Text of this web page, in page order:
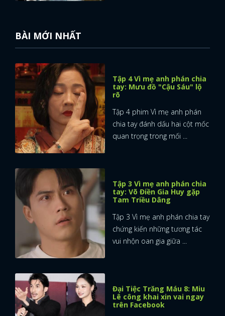
BÀI MỚI NHẤT
Tập 4 Vì mẹ anh phán chia
tay: Mưu đồ "Cậu Sáu" lộ
rõ
Tập 4 phim Vì mẹ anh phán
chia tay đánh dấu hai cột mốc
quan trọng trong mối ...
Tập 3 Vì mẹ anh phán chia
tay: Võ Điền Gia Huy gặp
Tam Triều Dâng
Tập 3 Vì mẹ anh phán chia tay
chứng kiến những tương tác
vui nhộn oan gia giữa ...
Đại Tiệc Trăng Máu 8: Miu
Lê công khai xin vai ngay
trên Facebook